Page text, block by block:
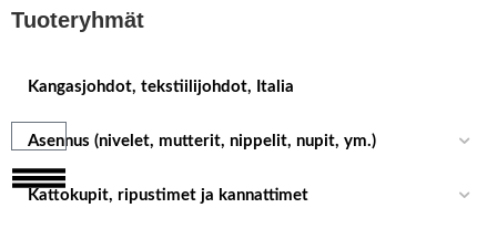
Tuoteryhmät
Kangasjohdot, tekstiilijohdot, Italia
Asennus (nivelet, mutterit, nippelit, nupit, ym.)
Kattokupit, ripustimet ja kannattimet